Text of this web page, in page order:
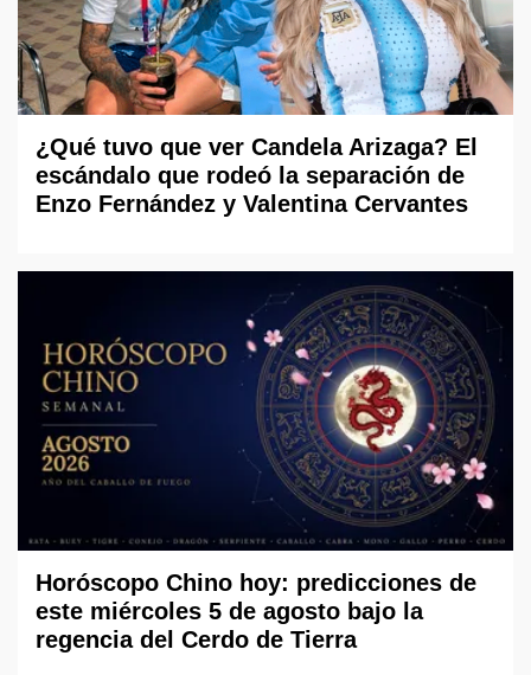
¿Qué tuvo que ver Candela Arizaga? El
escándalo que rodeó la separación de
Enzo Fernández y Valentina Cervantes
Horóscopo Chino hoy: predicciones de
este miércoles 5 de agosto bajo la
regencia del Cerdo de Tierra